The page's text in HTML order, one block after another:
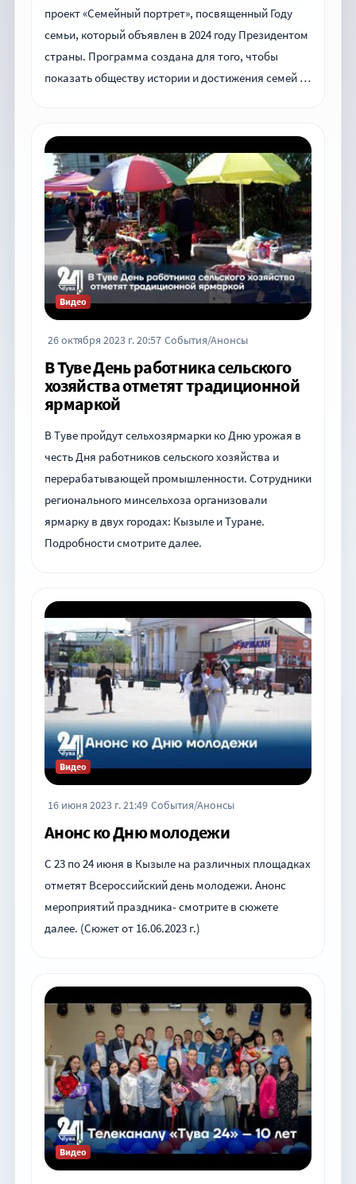
проект «Семейный портрет», посвященный Году
семьи, который объявлен в 2024 году Президентом
страны. Программа создана для того, чтобы
показать обществу истории и достижения семей …
Видео
26 октября 2023 г. 20:57 События/Анонсы
В Туве День работника сельского
хозяйства отметят традиционной
ярмаркой
В Туве пройдут сельхозярмарки ко Дню урожая в
честь Дня работников сельского хозяйства и
перерабатывающей промышленности. Сотрудники
регионального минсельхоза организовали
ярмарку в двух городах: Кызыле и Туране.
Подробности смотрите далее.
Видео
16 июня 2023 г. 21:49 События/Анонсы
Анонс ко Дню молодежи
С 23 по 24 июня в Кызыле на различных площадках
отметят Всероссийский день молодежи. Анонс
мероприятий праздника- смотрите в сюжете
далее. (Сюжет от 16.06.2023 г.)
Видео